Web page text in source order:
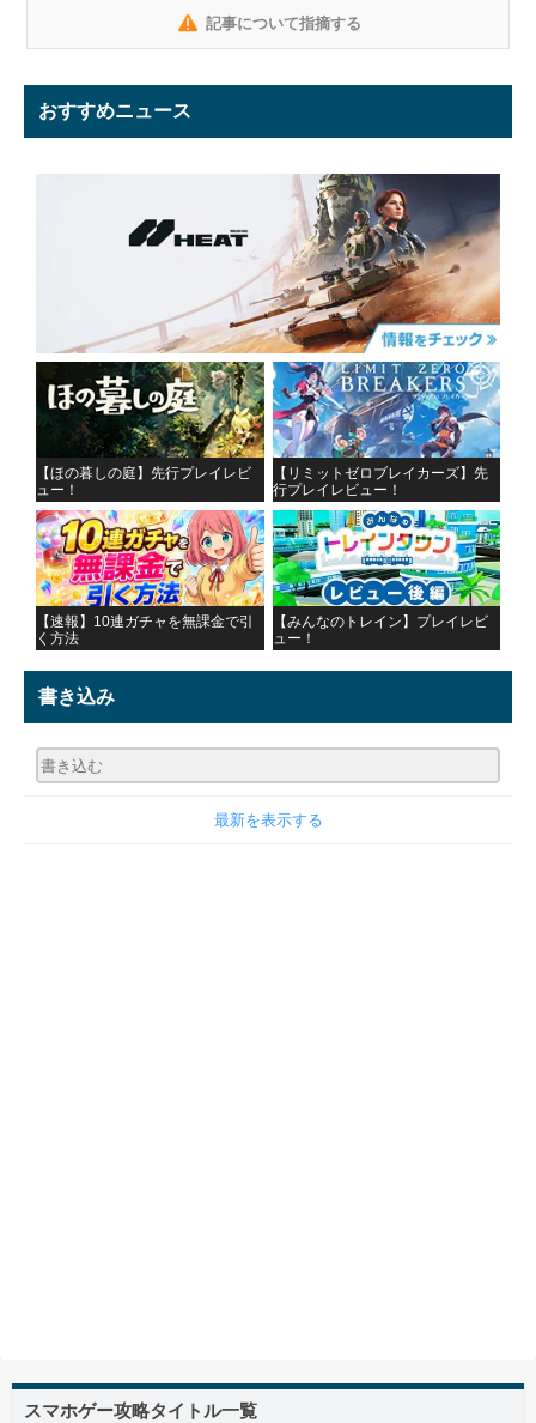
記事について指摘する
おすすめニュース
【ほの暮しの庭】先行プレイレビ
ュー！
【リミットゼロブレイカーズ】先
行プレイレビュー！
【速報】10連ガチャを無課金で引
く方法
【みんなのトレイン】プレイレビ
ュー！
書き込み
最新を表示する
スマホゲー攻略タイトル一覧